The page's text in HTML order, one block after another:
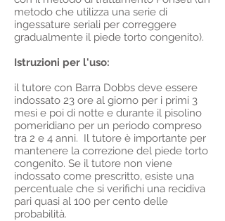
metodo che utilizza una serie di
ingessature seriali per correggere
gradualmente il piede torto congenito).
Istruzioni per l'uso:
il tutore con Barra Dobbs deve essere
indossato 23 ore al giorno per i primi 3
mesi e poi di notte e durante il pisolino
pomeridiano per un periodo compreso
tra 2 e 4 anni. Il tutore è importante per
mantenere la correzione del piede torto
congenito. Se il tutore non viene
indossato come prescritto, esiste una
percentuale che si verifichi una recidiva
pari quasi al 100 per cento delle
probabilità.